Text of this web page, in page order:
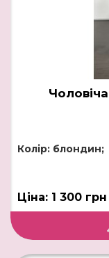
Колір: блондин;
Ціна: 1 300 грн